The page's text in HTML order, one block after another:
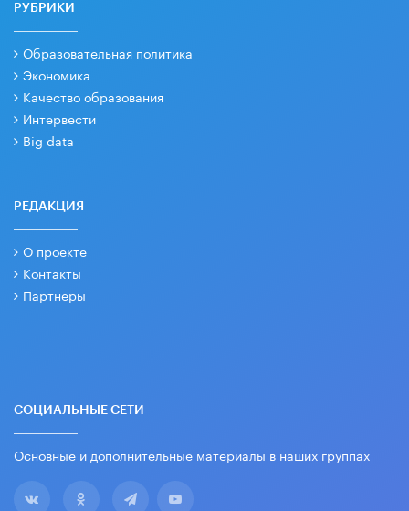
РУБРИКИ
Образовательная политика
Экономика
Качество образования
Интервести
Big data
РЕДАКЦИЯ
О проекте
Контакты
Партнеры
СОЦИАЛЬНЫЕ СЕТИ
Основные и дополнительные материалы в наших группах